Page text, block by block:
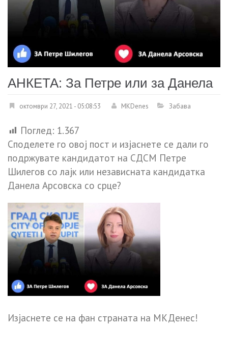
АНКЕТА: За Петре или за Данела
октомври 27, 2021 - 05:08:53 MKDenes Забава
Поглед: 1.367
Споделете го овој пост и изјаснете се дали го
подржувате кандидатот на СДСМ Петре
Шилегов со лајк или независната кандидатка
Данела Арсовска со срце?
Изјаснете се на фан страната на МКДенес!